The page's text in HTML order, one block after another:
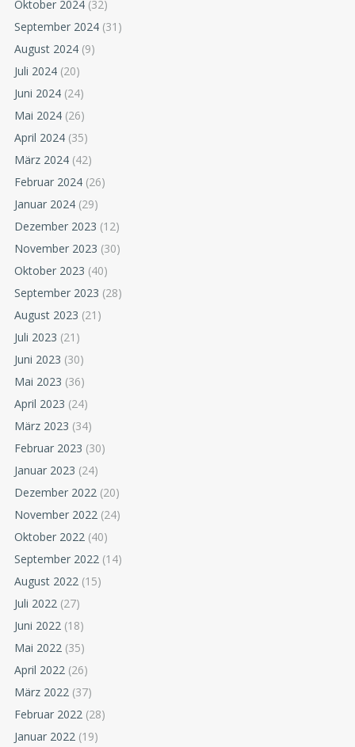
Oktober 2024 (32)
September 2024 (31)
August 2024 (9)
Juli 2024 (20)
Juni 2024 (24)
Mai 2024 (26)
April 2024 (35)
März 2024 (42)
Februar 2024 (26)
Januar 2024 (29)
Dezember 2023 (12)
November 2023 (30)
Oktober 2023 (40)
September 2023 (28)
August 2023 (21)
Juli 2023 (21)
Juni 2023 (30)
Mai 2023 (36)
April 2023 (24)
März 2023 (34)
Februar 2023 (30)
Januar 2023 (24)
Dezember 2022 (20)
November 2022 (24)
Oktober 2022 (40)
September 2022 (14)
August 2022 (15)
Juli 2022 (27)
Juni 2022 (18)
Mai 2022 (35)
April 2022 (26)
März 2022 (37)
Februar 2022 (28)
Januar 2022 (19)